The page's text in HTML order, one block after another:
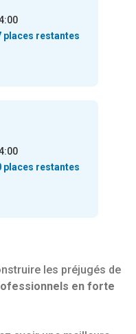
les préjugés de
en forte
places restantes
places restantes